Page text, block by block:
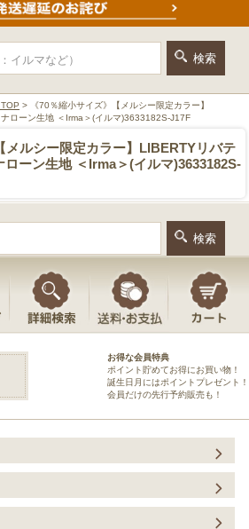
> 《70％縮小サイズ》【メルシー限定カラー】
ローン生地 ＜Irma＞(イルマ)3633182S-J17F
メルシー限定カラー】LIBERTYリバテ
ローン生地 ＜Irma＞(イルマ)3633182S-
お得な会員特典
ポイント貯めてお得にお買い物！
誕生日月にはポイントプレゼント！
会員だけの先行予約販売も！